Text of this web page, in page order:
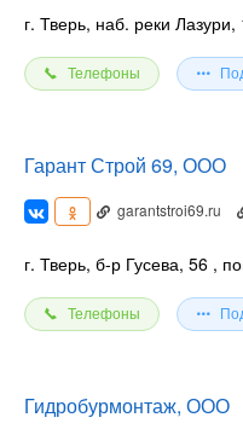
г. Тверь, наб. реки Лазури,
Телефоны
Гарант Строй 69, ООО
garantstroi69.ru
г. Тверь, б-р Гусева, 56 ,
Телефоны
Гидробурмонтаж, ООО